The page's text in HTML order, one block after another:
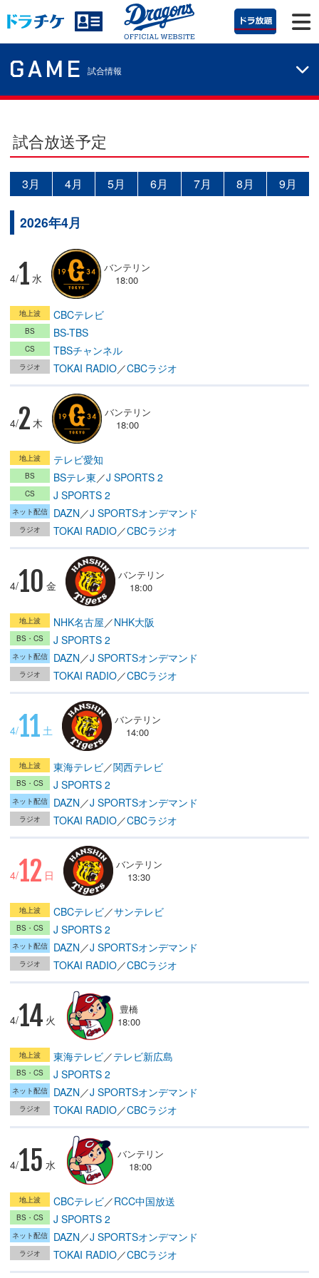
GAME 試合情報
試合放送予定
3月 4月 5月 6月 7月 8月 9月
2026年4月
4/1 水
バンテリン
18:00
CBCテレビ
BS-TBS
TBSチャンネル
TOKAI RADIO／CBCラジオ
4/2 木
バンテリン
18:00
テレビ愛知
BSテレ東／J SPORTS 2
J SPORTS 2
DAZN／J SPORTSオンデマンド
TOKAI RADIO／CBCラジオ
4/10 金
バンテリン
18:00
NHK名古屋／NHK大阪
J SPORTS 2
DAZN／J SPORTSオンデマンド
TOKAI RADIO／CBCラジオ
4/11 土
バンテリン
14:00
東海テレビ／関西テレビ
J SPORTS 2
DAZN／J SPORTSオンデマンド
TOKAI RADIO／CBCラジオ
4/12 日
バンテリン
13:30
CBCテレビ／サンテレビ
J SPORTS 2
DAZN／J SPORTSオンデマンド
TOKAI RADIO／CBCラジオ
4/14 火
豊橋
18:00
東海テレビ／テレビ新広島
J SPORTS 2
DAZN／J SPORTSオンデマンド
TOKAI RADIO／CBCラジオ
4/15 水
バンテリン
18:00
CBCテレビ／RCC中国放送
J SPORTS 2
DAZN／J SPORTSオンデマンド
TOKAI RADIO／CBCラジオ